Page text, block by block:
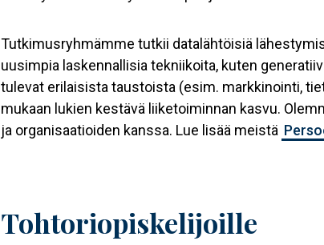
Tutkimusryhmämme tutkii datalähtöisiä
uusimpia laskennallisia tekniikoita, kuten
tulevat erilaisista taustoista (esim. markkinointi,
mukaan lukien kestävä liiketoiminnan kasvu.
ja organisaatioiden kanssa. Lue lisää meistä
Tohtoriopiskelijoille